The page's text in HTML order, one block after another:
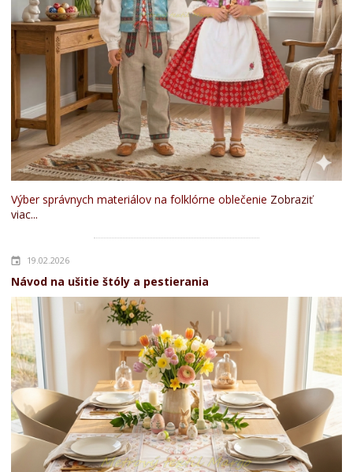
Výber správnych materiálov na folklórne oblečenie Zobraziť
viac...
19.02.2026
Návod na ušitie štóly a pestierania